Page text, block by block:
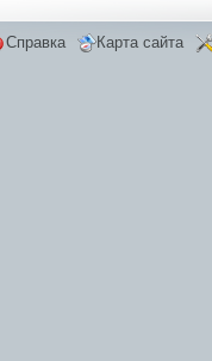
Справка Карта сайта